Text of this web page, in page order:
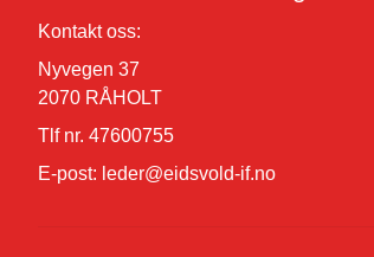
Kontakt oss:
Nyvegen 37
2070 RÅHOLT
Tlf nr. 47600755
E-post: leder@eidsvold-if.no